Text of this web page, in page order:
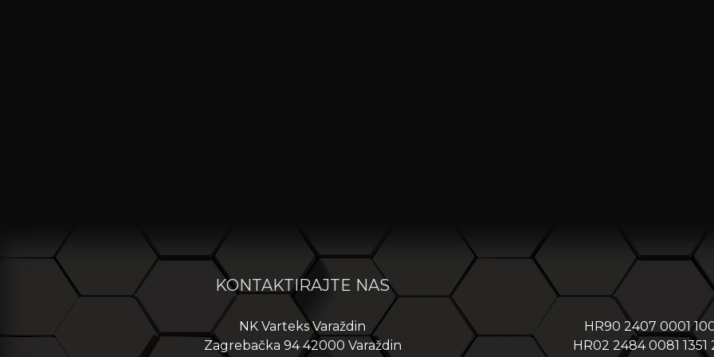
KONTAKTIRAJTE NAS
NK Varteks Varaždin
Zagrebačka 94 42000 Varaždin
HR90 2407 0001
HR02 2484 0081 1351